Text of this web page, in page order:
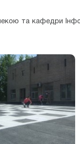
та кафедри